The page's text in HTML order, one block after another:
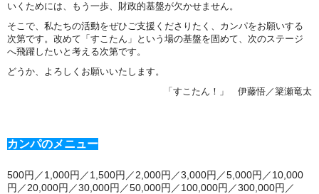
いくためには、もう一歩、財政的基盤が欠かせません。
そこで、私たちの活動をぜひご支援くださりたく、カンパをお願いする
次第です。改めて「すこたん」という場の基盤を固めて、次のステージ
へ飛躍したいと考える次第です。
どうか、よろしくお願いいたします。
「すこたん！」 伊藤悟／簗瀬竜太
カンパのメニュー
500円／1,000円／1,500円／2,000円／3,000円／5,000円／10,000
円／20,000円／30,000円／50,000円／100,000円／300,000円／